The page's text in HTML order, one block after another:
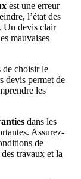
est une erreur
l’état des
Un devis clair
mauvaises
de choisir le
devis permet de
les
dans les
Assurez-
de
travaux et la